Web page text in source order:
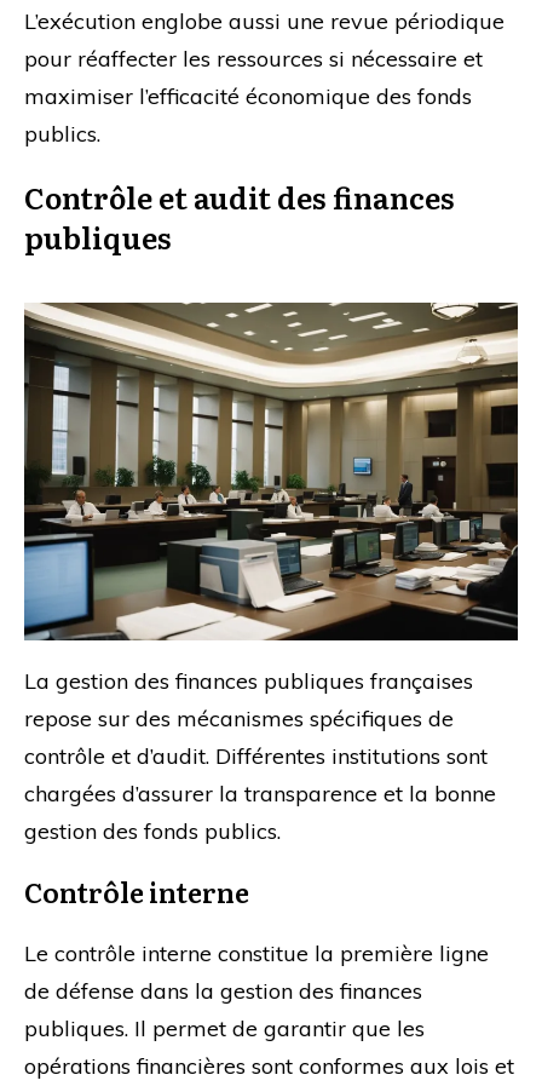
L’exécution englobe aussi une revue périodique
pour réaffecter les ressources si nécessaire et
maximiser l’efficacité économique des fonds
publics.
Contrôle et audit des finances
publiques
La gestion des finances publiques françaises
repose sur des mécanismes spécifiques de
contrôle et d’audit. Différentes institutions sont
chargées d’assurer la transparence et la bonne
gestion des fonds publics.
Contrôle interne
Le contrôle interne constitue la première ligne
de défense dans la gestion des finances
publiques. Il permet de garantir que les
opérations financières sont conformes aux lois et